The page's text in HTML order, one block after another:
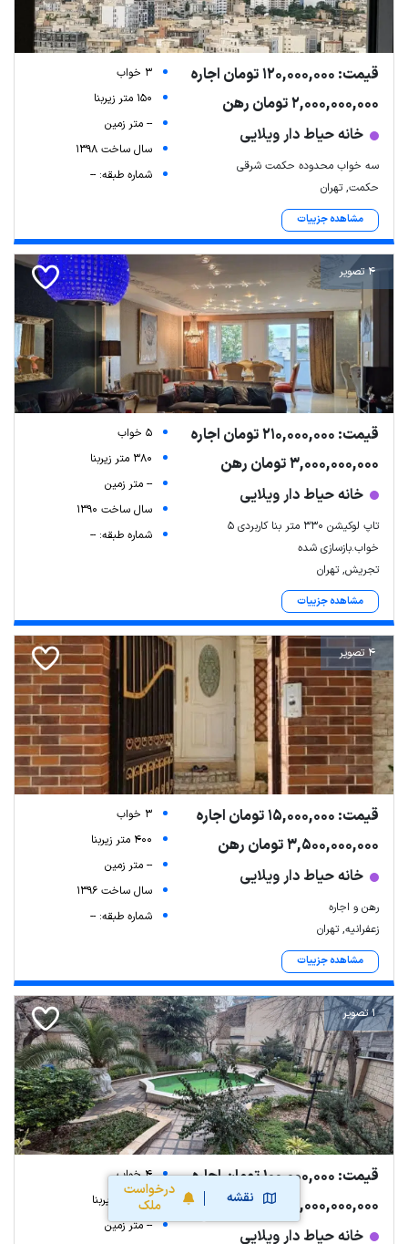
نقشه
درخواست
ملک
قیمت: 120,000,000 تومان اجاره
2,000,000,000 تومان رهن
خانه حیاط دار ویلایی
سه خواب محدوده حکمت شرقی
حکمت, تهران
مشاهده جزییات
3 خواب
150 متر زیربنا
-- متر زمین
سال ساخت 1398
شماره طبقه: --
4 تصویر
قیمت: 210,000,000 تومان اجاره
3,000,000,000 تومان رهن
خانه حیاط دار ویلایی
تاپ لوکیشن 330 متر بنا کاربردی 5
خواب.بازسازی شده
تجریش, تهران
مشاهده جزییات
5 خواب
380 متر زیربنا
-- متر زمین
سال ساخت 1390
شماره طبقه: --
4 تصویر
قیمت: 15,000,000 تومان اجاره
3,500,000,000 تومان رهن
خانه حیاط دار ویلایی
رهن و اجاره
زعفرانیه, تهران
مشاهده جزییات
3 خواب
400 متر زیربنا
-- متر زمین
سال ساخت 1396
شماره طبقه: --
1 تصویر
قیمت: 100,000,000 تومان اجاره
5,000,000,000 تومان رهن
خانه حیاط دار ویلایی
4 خواب
500 متر زیربنا
-- متر زمین